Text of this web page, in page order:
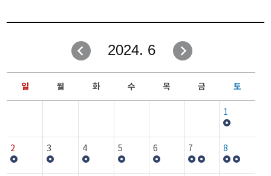
2024. 6
일 월 화 수 목 금 토
1
2 3 4 5 6 7 8